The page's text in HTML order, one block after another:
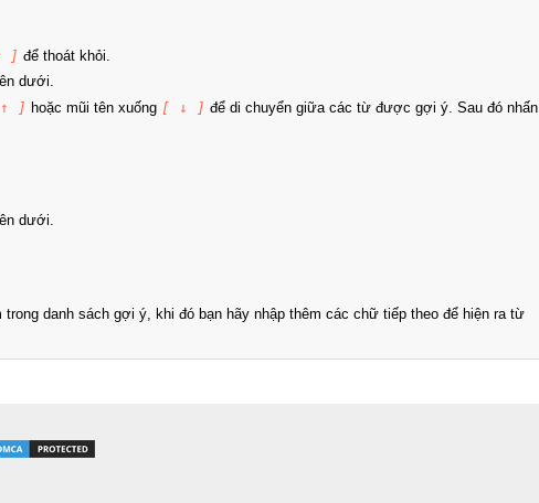
] để thoát khỏi.
dưới.
] hoặc mũi tên xuống [ ↓ ] để di chuyển giữa các từ được gợi ý. Sau đó nhấn
dưới.
danh sách gợi ý, khi đó bạn hãy nhập thêm các chữ tiếp theo để hiện ra từ